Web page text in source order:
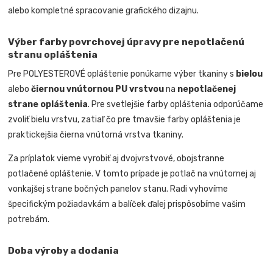
alebo kompletné spracovanie grafického dizajnu.
Výber farby povrchovej úpravy pre nepotlačenú
stranu opláštenia
Pre POLYESTEROVÉ opláštenie ponúkame výber tkaniny s bielou
alebočiernou vnútornou PU vrstvouna nepotlačenej
strane opláštenia. Pre svetlejšie farby opláštenia odporúčame
zvoliť bielu vrstvu, zatiaľ čo pre tmavšie farby opláštenia je
praktickejšia čierna vnútorná vrstva tkaniny.
Za príplatok vieme vyrobiť aj dvojvrstvové, obojstranne
potlačené opláštenie. V tomto prípade je potlač na vnútornej aj
vonkajšej strane bočných panelov stanu. Radi vyhovíme
špecifickým požiadavkám a balíček ďalej prispôsobíme vašim
potrebám.
Doba výroby a dodania